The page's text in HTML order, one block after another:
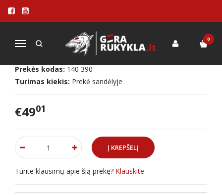
Navigacija
0
Pagrindinis
LENTYNĖLĖ ALL-STAR
Prekės kodas: 140 390
Turimas kiekis: Prekė sandėlyje
€4901
Turite klausimų apie šią prekę? Klauskite